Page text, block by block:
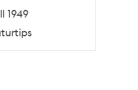
1949